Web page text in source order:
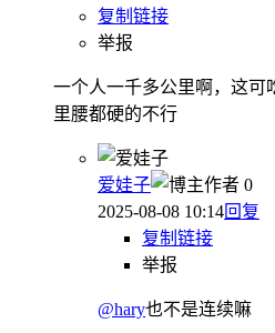
复制链接
举报
一个人一千多公里啊，这可
里腰都硬的不行
爱娃子 作者 0
2025-08-08 10:14回复
复制链接
举报
@hary也不是连续嘛